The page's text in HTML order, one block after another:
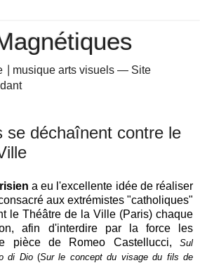
⎥ musique arts visuels — Site
se déchaînent contre le
a eu l'excellente idée de réaliser
aux extrémistes "catholiques"
le Théâtre de la Ville (Paris) chaque
afin d'interdire par la force les
pièce de Romeo Castellucci, Sul
di Dio(Sur le concept du visage du fils de